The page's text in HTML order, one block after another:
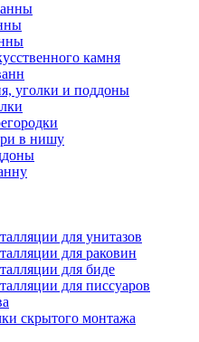
камня
уголки и поддоны
в нишу
для унитазов
для раковин
для биде
для писсуаров
скрытого монтажа